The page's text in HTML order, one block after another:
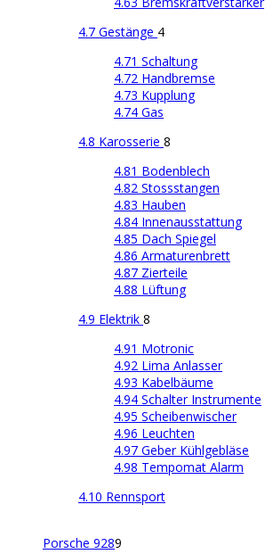
4.7 Gestänge 4
4.71 Schaltung
4.72 Handbremse
4.73 Kupplung
4.74 Gas
4.8 Karosserie 8
4.81 Bodenblech
4.82 Stossstangen
4.83 Hauben
4.84 Innenausstattung
4.85 Dach Spiegel
4.86 Armaturenbrett
4.87 Zierteile
4.88 Lüftung
4.9 Elektrik 8
4.91 Motronic
4.92 Lima Anlasser
4.93 Kabelbäume
4.94 Schalter Instrumente
4.95 Scheibenwischer
4.96 Leuchten
4.97 Geber Kühlgebläse
4.98 Tempomat Alarm
4.10 Rennsport
Porsche 9289